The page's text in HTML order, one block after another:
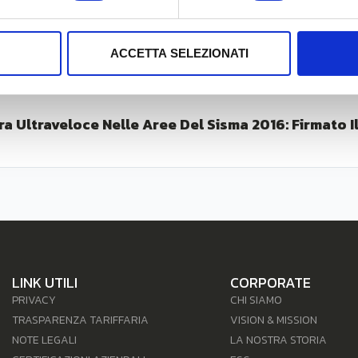
ACCETTA SELEZIONATI
Ultraveloce Nelle Aree Del Sisma 2016:
LINK UTILI
PRIVACY
TRASPARENZA TARIFFARIA
NOTE LEGALI
CORPORATE
CHI SIAMO
VISION & MISSION
LA NOSTRA STORIA